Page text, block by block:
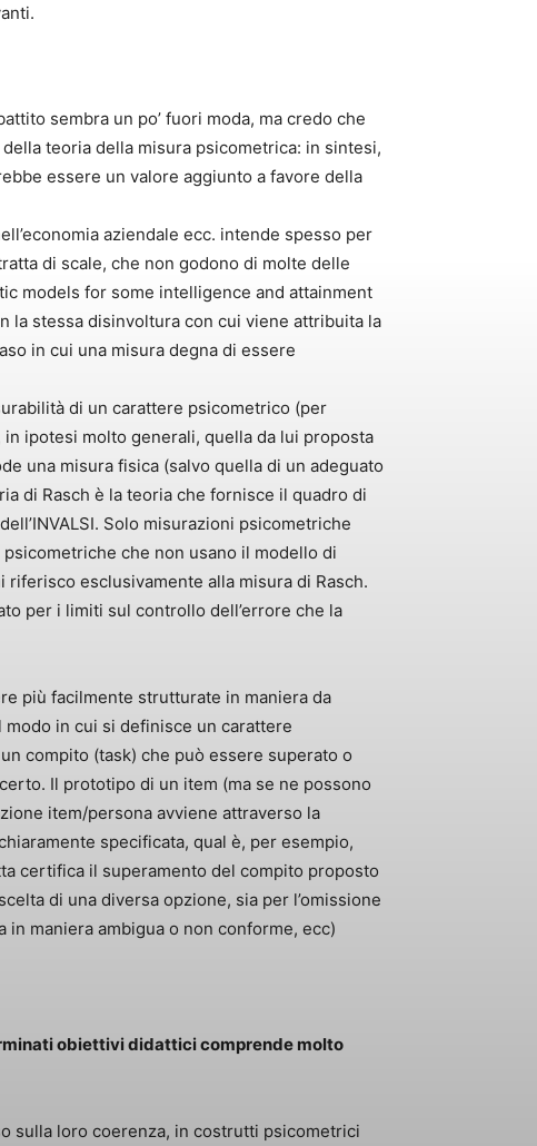
sembra un po’ fuori moda, ma credo che
teoria della misura psicometrica: in sintesi,
essere un valore aggiunto a favore della
aziendale ecc. intende spesso per
di scale, che non godono di molte delle
models for some intelligence and attainment
la stessa disinvoltura con cui viene attribuita la
in cui una misura degna di essere
di un carattere psicometrico (per
ipotesi molto generali, quella da lui proposta
una misura fisica (salvo quella di un adeguato
di Rasch è la teoria che fornisce il quadro di
Solo misurazioni psicometriche
che non usano il modello di
esclusivamente alla misura di Rasch.
per i limiti sul controllo dell’errore che la
più facilmente strutturate in maniera da
in cui si definisce un carattere
compito (task) che può essere superato o
Il prototipo di un item (ma se ne possono
item/persona avviene attraverso la
specificata, qual è, per esempio,
certifica il superamento del compito proposto
di una diversa opzione, sia per l’omissione
maniera ambigua o non conforme, ecc)
obiettivi didattici comprende molto
sulla loro coerenza, in costrutti psicometrici